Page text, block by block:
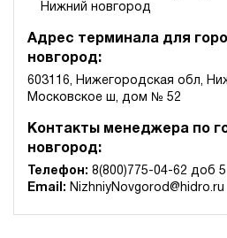
Нижний новгород
Адрес терминала для
новгород:
603116, Нижегородская обл,
Московское ш, дом № 52
Контакты менеджера по
новгород:
Телефон: 8(800)775-04-62 доб 5
Email: NizhniyNovgorod@hidro.ru